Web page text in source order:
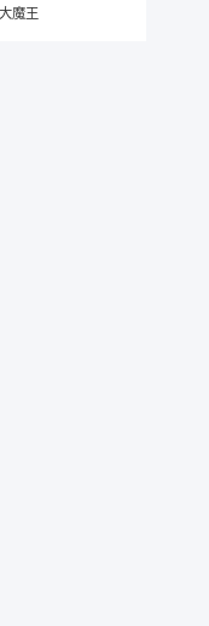
魔王